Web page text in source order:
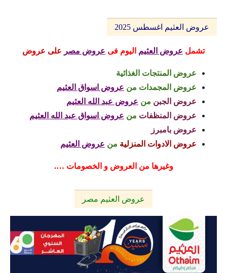
عروض العثيم اغسطس 2025
تشمل عروض العثيم اليوم فى عروض مصر على عروض
عروض المنتجات الغذائية
عروض المجمدات من عروض اسواق العثيم
عروض الجبن من عروض عبد الله العثيم
عروض المنظفات من عروض اسواق عبد الله العثيم
عروض بامبرز
عروض الادوات المنزلية من عروض العثيم
وغيرها من العروض و الخصومات ….
عروض العثيم مصر